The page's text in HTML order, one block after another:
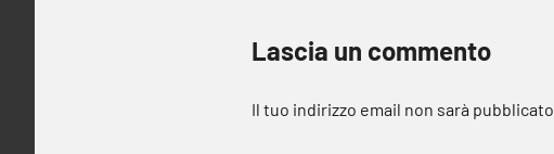
Lascia un commento
Il tuo indirizzo email non sarà pubblicato.